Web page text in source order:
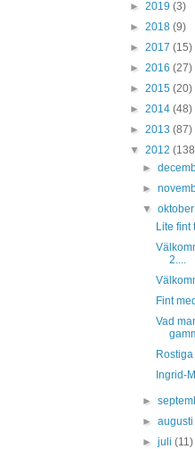
► 2019 (3)
► 2018 (9)
► 2017 (15)
► 2016 (27)
► 2015 (20)
► 2014 (48)
► 2013 (87)
▼ 2012
►
►
▼
Lite fint
2....
Fint
Vad
Ingrid-
►
►
►juli(11)